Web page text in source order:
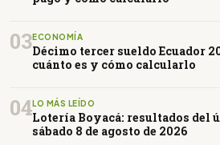
03ECONOMÍA
Décimo tercer sueldo Ecuador
cuánto es y cómo calcularlo
04LO MÁS LEÍDO
Lotería Boyacá: resultados del
sábado 8 de agosto de 2026